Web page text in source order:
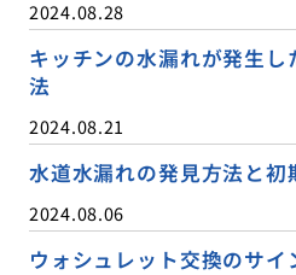
2024.08.28
キッチンの水漏れが発生
法
2024.08.21
水道水漏れの発見方法と初
2024.08.06
ウォシュレット交換のサイ